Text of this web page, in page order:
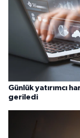
Günlük yatırımcı
geriledi